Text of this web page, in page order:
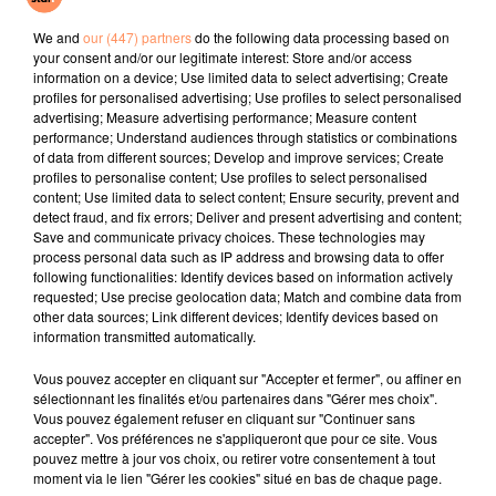
(Collège Yves Montand)
Crédit photos : Mairie d'Allauch
fil actus
4 juillet 2022
Radio Star Live avec Dadju
27 juin 2022
Marseille : une application pour mettre en
27 juin 2022
Le cocholed pour jouer à la pétanque
jusqu'au bout de la nuit !
10 mai 2022
We and our (447) partnersdo the following data processing based on
your consent and/or our legitimate interest: Store and/or access
information on a device; Use limited data to select advertising; Create
profiles for personalised advertising; Use profiles to select personalised
advertising; Measure advertising performance; Measure content
performance; Understand audiences through statistics or combinations
of data from different sources; Develop and improve services; Create
profiles to personalise content; Use profiles to select personalised
content; Use limited data to select content; Ensure security, prevent and
detect fraud, and fix errors; Deliver and present advertising and content;
Save and communicate privacy choices. These technologies may
process personal data such as IP address and browsing data to offer
following functionalities: Identify devices based on information actively
requested; Use precise geolocation data; Match and combine data from
other data sources; Link different devices; Identify devices based on
information transmitted automatically.
Vous pouvez accepter en cliquant sur "Accepter et fermer", ou affiner en
sélectionnant les finalités et/ou partenaires dans "Gérer mes choix".
Vous pouvez également refuser en cliquant sur "Continuer sans
accepter". Vos préférences ne s'appliqueront que pour ce site. Vous
pouvez mettre à jour vos choix, ou retirer votre consentement à tout
moment via le lien "Gérer les cookies" situé en bas de chaque page.